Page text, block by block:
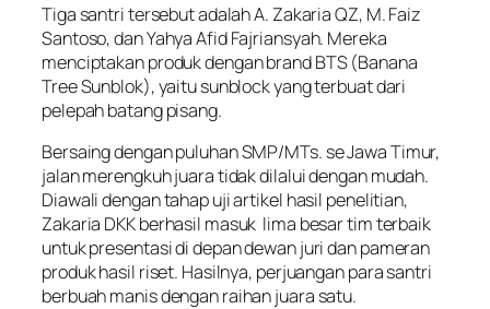
Tiga santri tersebut adalah A. Zakaria QZ, M. Faiz
Santoso, dan Yahya Afid Fajriansyah. Mereka
menciptakan produk dengan brand BTS (Banana
Tree Sunblok), yaitu sunblock yang terbuat dari
pelepah batang pisang.
Bersaing dengan puluhan SMP/MTs. se Jawa Timur,
jalan merengkuh juara tidak dilalui dengan mudah.
Diawali dengan tahap uji artikel hasil penelitian,
Zakaria DKK berhasil masuk lima besar tim terbaik
untuk presentasi di depan dewan juri dan pameran
produk hasil riset. Hasilnya, perjuangan para santri
berbuah manis dengan raihan juara satu.